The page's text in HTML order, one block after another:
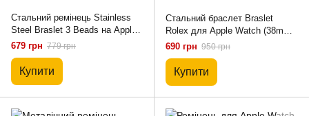
Стальний ремінець Stainless
Steel Braslet 3 Beads на Apple
Watch (38mm, 40mm, 41mm,
679 грн 779 грн
Купити
Стальний браслет Braslet
Rolex для Apple Watch (38mm,
40mm, 41mm, [42mm Series
690 грн 950 грн
Купити